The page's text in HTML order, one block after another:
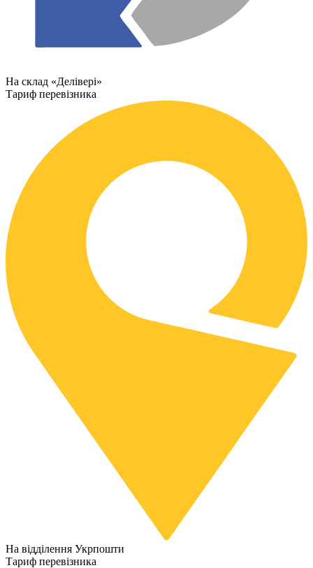
На склад «Делівері»
Тариф перевізника
На відділення Укрпошти
Тариф перевізника